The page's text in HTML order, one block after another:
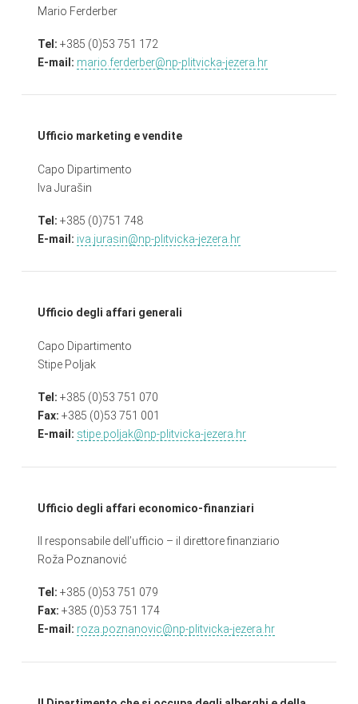
Mario Ferderber
Tel: +385 (0)53 751 172
E-mail: mario.ferderber@np-plitvicka-jezera.hr
Ufficio marketing e vendite
Capo Dipartimento
Iva Jurašin
Tel: +385 (0)751 748
E-mail: iva.jurasin@np-plitvicka-jezera.hr
Ufficio degli affari generali
Capo Dipartimento
Stipe Poljak
Tel: +385 (0)53 751 070
Fax: +385 (0)53 751 001
E-mail: stipe.poljak@np-plitvicka-jezera.hr
Ufficio degli affari economico-finanziari
Il responsabile dell’ufficio – il direttore finanziario
Roža Poznanović
Tel: +385 (0)53 751 079
Fax: +385 (0)53 751 174
E-mail: roza.poznanovic@np-plitvicka-jezera.hr